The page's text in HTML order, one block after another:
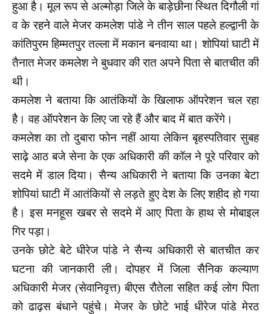
हुआ है। मूल रूप से अल्मोड़ा जिले के बाड़ेछीना स्थित दिगौली गां
व के रहने वाले मेजर कमलेश पांडे ने तीन साल पहले हल्द्वानी के
कांतिपुरम हिम्मतपुर तल्ला में मकान बनवाया था। शोपियां घाटी में
तैनात मेजर कमलेश ने बुधवार की रात अपने पिता से बातचीत की
थी।
कमलेश ने बताया कि आतंकियों के खिलाफ ऑपरेशन चल रहा
है। वह ऑपरेशन के लिए जा रहे हैं और बाद में बात करेंगे।
कमलेश का तो दुबारा फोन नहीं आया लेकिन बृहस्पतिवार सुबह
साढ़े आठ बजे सेना के एक अधिकारी की कॉल ने पूरे परिवार को
सदमे में डाल दिया। सैन्य अधिकारी ने बताया कि उनका बेटा
शोपियां घाटी में आतंकियों से लड़ते हुए देश के लिए शहीद हो गया
है। इस मनहूस खबर से सदमे में आए पिता के हाथ से मोबाइल
गिर पड़ा।
उनके छोटे बेटे धीरेज पांडे ने सैन्य अधिकारी से बातचीत कर
घटना की जानकारी ली। दोपहर में जिला सैनिक कल्याण
अधिकारी मेजर (सेवानिवृत्त) बीएस रौतेला सहित कई लोग पिता
को ढाढ़स बंधाने पहुंचे। मेजर के छोटे भाई धीरेज पांडे मेरठ